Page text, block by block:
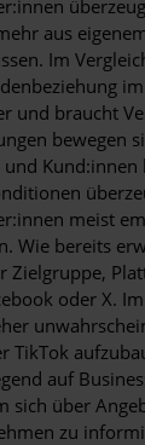
aus
Im
und braucht
bewegen
Kund:innen
meist
Wie bereits
Zielgruppe,
oder X.
TikTok
auf
sich über
zu